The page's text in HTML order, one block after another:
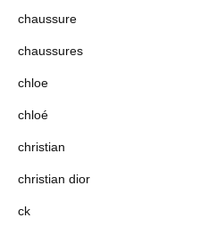
chaussure
chaussures
chloe
chloé
christian
christian dior
ck